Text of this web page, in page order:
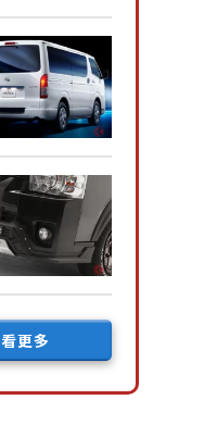
看更多